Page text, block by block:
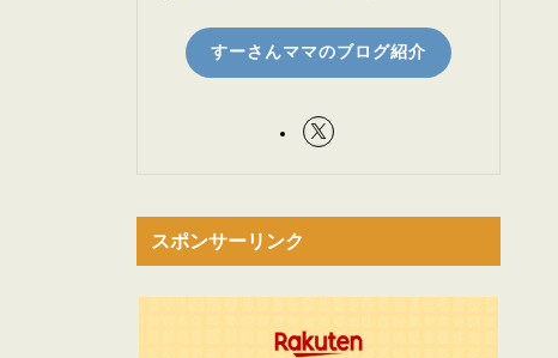
すーさんママのブログ紹介
スポンサーリンク